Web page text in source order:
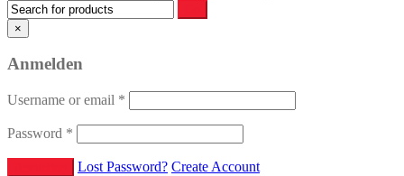
×
Anmelden
Username or email *
Password *
Lost Password? Create Account